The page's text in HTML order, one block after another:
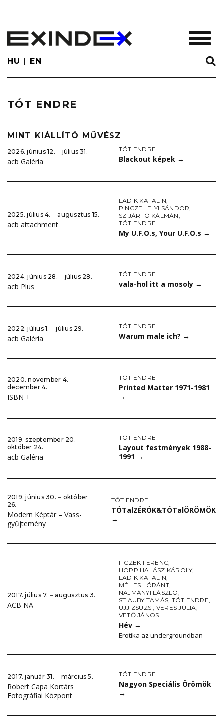
main
content
HU EN
TÓT ENDRE
MINT KIÁLLÍTÓ MŰVÉSZ
2026. június 12. ‒ július 31.
acb Galéria
TÓT ENDRE
Blackout képek →
2025. július 4. ‒ augusztus 15.
acb attachment
LADIK KATALIN,
PINCZEHELYI SÁNDOR,
SZIJÁRTÓ KÁLMÁN,
TÓT ENDRE
My U.F.O.s, Your U.F.O.s →
2024. június 28. ‒ július 28.
acb Plus
TÓT ENDRE
vala-hol itt a mosoly →
2022. július 1. ‒ július 29.
acb Galéria
TÓT ENDRE
Warum male ich? →
2020. november 4. ‒
december 4.
ISBN +
TÓT ENDRE
Printed Matter 1971-1981
→
2019. szeptember 20. ‒
október 24.
acb Galéria
TÓT ENDRE
Layout festmények 1988-
1991 →
2019. június 30. ‒ október
26.
Modern Képtár – Vass-
gyűjtemény
TÓT ENDRE
TÓTalZÉRÓK&TÓTalÖRÖMÖK
→
2017. július 7. ‒ augusztus 3.
ACB NA
FICZEK FERENC,
HOPP HALÁSZ KÁROLY,
LADIK KATALIN,
MÉHES LÓRÁNT,
NAJMÁNYI LÁSZLÓ,
ST.AUBY TAMÁS, TÓT ENDRE,
UJJ ZSUZSI, VERES JÚLIA,
VETŐ JÁNOS
Hév →
Erotika az undergroundban
2017. január 31. ‒ március 5.
Robert Capa Kortárs
Fotográfiai Központ
TÓT ENDRE
Nagyon Speciális Örömök
→